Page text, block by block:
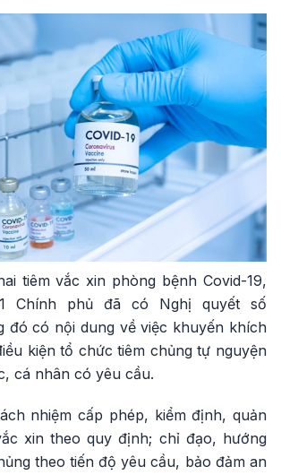
tiêm vắc xin phòng bệnh Covid-19,
Chính phủ đã có Nghị quyết số
đó có nội dung về việc khuyến khích
kiện tổ chức tiêm chủng tự nguyện
cá nhân có yêu cầu.
nhiệm cấp phép, kiểm định, quản
xin theo quy định; chỉ đạo, hướng
theo tiến độ yêu cầu, bảo đảm an